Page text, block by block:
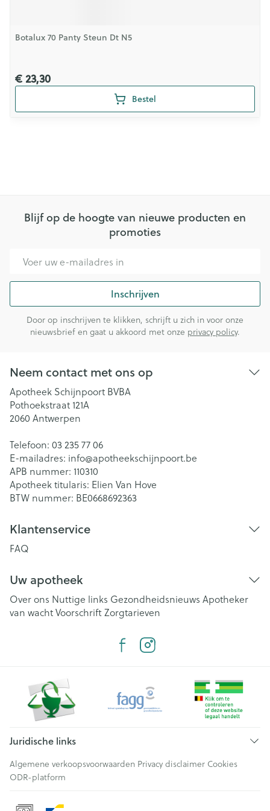
Botalux 70 Panty Steun Dt N5
€ 23,30
Bestel
Blijf op de hoogte van nieuwe producten en
promoties
Inschrijven
Door op inschrijven te klikken, schrijft u zich in voor onze
nieuwsbrief en gaat u akkoord met onze privacy policy.
Neem contact met ons op
Apotheek Schijnpoort BVBA
Pothoekstraat 121A
2060 Antwerpen
Telefoon: 03 235 77 06
E-mailadres: info@apotheekschijnpoort.be
APB nummer: 110310
Apotheek titularis: Elien Van Hove
BTW nummer: BE0668692363
Klantenservice
FAQ
Uw apotheek
Over ons Nuttige links Gezondheidsnieuws Apotheker
van wachtVoorschriftZorgtarieven
Juridische links
Algemene verkoopsvoorwaarden Privacy disclaimer Cookies
ODR-platform